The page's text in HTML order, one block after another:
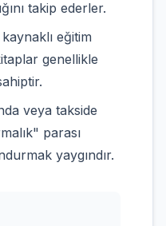
takip ederler.
kaynaklı eğitim
genellikle
veya takside
parası
yaygındır.